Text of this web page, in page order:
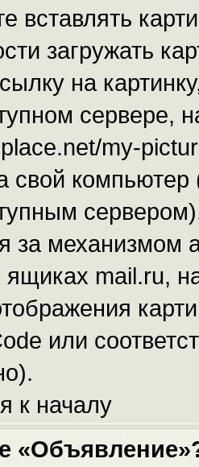
вставлять
загружать
на
сервере,
my-
свой компьютер
за механизмом
ящиках mail.ru,
или
к началу